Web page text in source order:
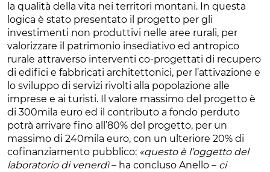
la qualità della vita nei territori montani. In questa
logica è stato presentato il progetto per gli
investimenti non produttivi nelle aree rurali, per
valorizzare il patrimonio insediativo ed antropico
rurale attraverso interventi co-progettati di recupero
di edifici e fabbricati architettonici, per l’attivazione e
lo sviluppo di servizi rivolti alla popolazione alle
imprese e ai turisti. Il valore massimo del progetto è
di 300mila euro ed il contributo a fondo perduto
potrà arrivare fino all’80% del progetto, per un
massimo di 240mila euro, con un ulteriore 20% di
cofinanziamento pubblico: «questo è l’oggetto del
laboratorio di venerdì– ha concluso Anello – ci